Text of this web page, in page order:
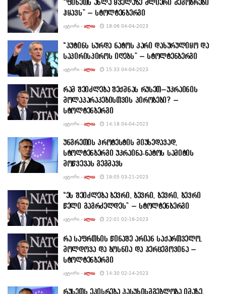
ჰყავს” – სტოლტენბერგი
ᲐᲕᲢᲝᲠᲘ - ᲐᲚᲘᲐ 18:06 04-04-2023
“პუტინს სურდა ნატოს კარი დახურულიყო და
საპირისპიროს იღებს” – სტოლტენბერგი
ᲐᲕᲢᲝᲠᲘ - ᲐᲚᲘᲐ 15:33 04-04-2023
რამ შეიძლება შექმნას რუსეთ–უკრაინის
მოლაპარაკებისთვის პირობები? –
სტოლტენბერგი
ᲐᲕᲢᲝᲠᲘ - ᲐᲚᲘᲐ 14:18 04-04-2023
უნგრეთის პროტესტის მიუხედავად,
სტოლტენბერგი უკრაინა-ნატოს სამიტის
მოწვევას გეგმავს
ᲐᲕᲢᲝᲠᲘ - ᲐᲚᲘᲐ 19:05 03-21-2023
“ეს შეიძლება ბევრი, ბევრი, ბევრი, ბევრი
წელი გაგრძელდეს” – სტოლტენბერგი
ᲐᲕᲢᲝᲠᲘ - ᲐᲚᲘᲐ 22:01 02-16-2023
რა საფრთხის წინაშე არიან საქართველო,
მოლდოვა და ბოსნია და ჰერცეგოვინა –
სტოლტენბერგი
ᲐᲕᲢᲝᲠᲘ - ᲐᲚᲘᲐ 14:30 02-14-2023
რუსეთს ეკისრება პასუხისმგებლობა იმაზე,